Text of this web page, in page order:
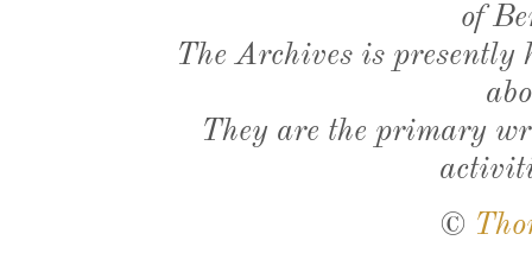
of
The Archives is presently
They are the primary
©